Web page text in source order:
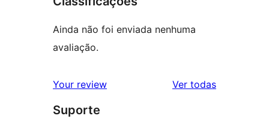
Ainda não foi enviada nenhuma
avaliação.
Your review Ver todasavaliações
Suporte